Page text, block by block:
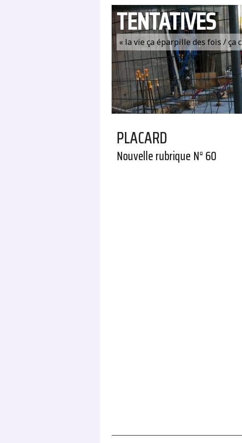
TENTATIVES
« la vie ça éparpille des fois / ça
PLACARD
Nouvelle rubrique N° 60